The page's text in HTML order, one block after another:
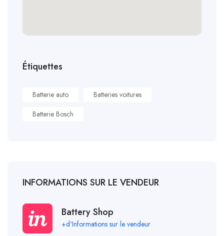
Étiquettes
Batterie auto
Batteries voitures
Batterie Bosch
INFORMATIONS SUR LE VENDEUR
Battery Shop
+d'Informations sur le vendeur